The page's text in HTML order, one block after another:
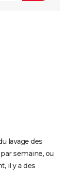
lavage des
semaine, ou
il y a des